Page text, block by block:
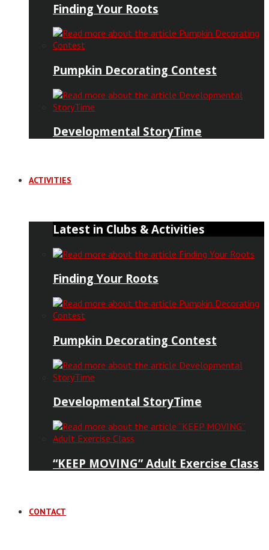
Finding Your Roots
Pumpkin Decorating Contest
Developmental StoryTime
ACTIVITIES
Latest in Clubs & Activities
Finding Your Roots
Pumpkin Decorating Contest
Developmental StoryTime
“KEEP MOVING” Adult Exercise Class
CONTACT